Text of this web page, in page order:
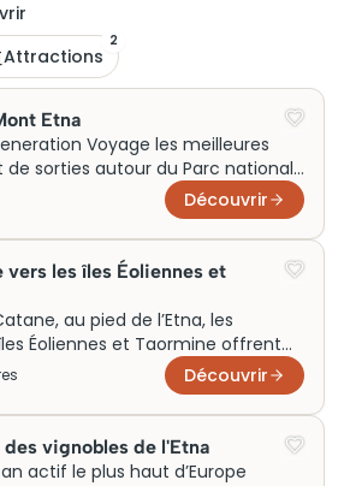
Attractions
2
Etna
Voyage les meilleures
de sorties autour du Parc national
pour un week-end en famille ou
volcaniques, randonnées et
au cœur de la Sicile, vivez un
au pied du géant italien.
Découvrir
les îles Éoliennes et
au pied de l’Etna, les
Éoliennes et Taormine offrent
du territoire sicilien souvent
terrestres. Stromboli en
de Vulcano, les ruelles
aperçues depuis la mer :
une Sicile différente. Les
s Découvrir
vignobles de l'Etna
actif le plus haut d’Europe